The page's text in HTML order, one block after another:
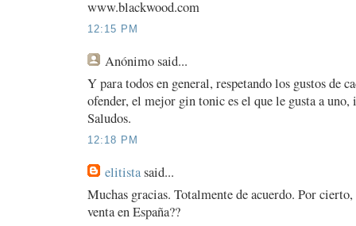
www.blackwood.com
12:15 PM
Anónimosaid...
Y para todos en general, respetando los gustos de
ofender, el mejor gin tonic es el que le gusta a
Saludos.
12:18 PM
elitistasaid...
Muchas gracias. Totalmente de acuerdo. Por
venta en España??